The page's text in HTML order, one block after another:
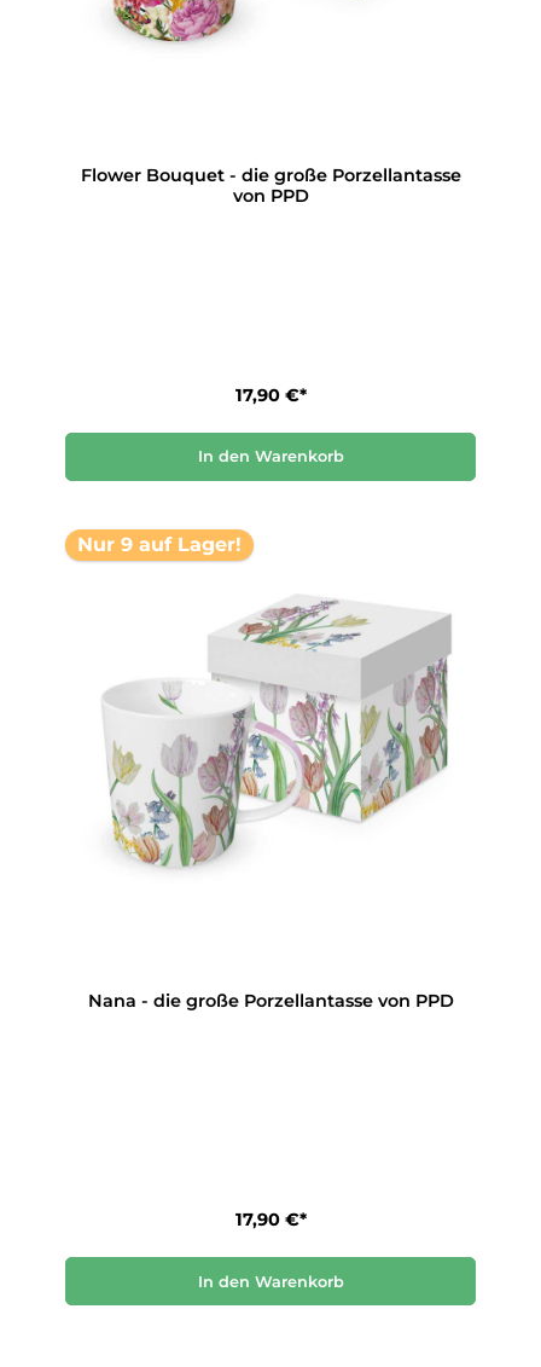
Flower Bouquet - die große Porzellantasse
von PPD
17,90 €*
In den Warenkorb
Nur 9 auf Lager!
Nana - die große Porzellantasse von PPD
17,90 €*
In den Warenkorb